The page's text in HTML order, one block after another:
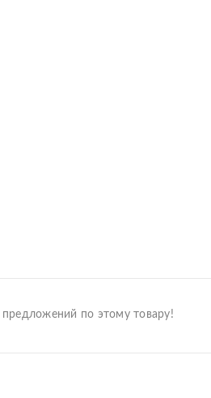
по этому товару!